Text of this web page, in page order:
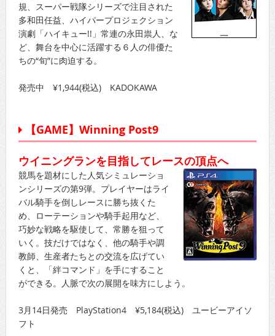
規、スーパー戦隊シリーズで注目された
多和田任益、ハイパープロジェクション
演劇「ハイキュー!!」常連の永田祟人、な
ど、舞台を中心に活躍する６人の俳優た
ちの“旬”に肉迫する。
発売中 ¥1,944(税込) KADOKAWA
【GAME】Winning Post9
ウイニングランを目指してレースの頂点へ
競馬を題材にした人気シミュレーショ
ンシリーズの第9弾。プレイヤーはライ
バル騎手を倒しレースに勝ち抜くた
め、ローテーションや騎手起用など、
巧妙な戦略を駆使して、常勝を狙って
いく。技だけではなく、他の騎手や調
教師、生産者たちとの交流を広げてい
くと、「絆コマンド」を手にすること
ができる。人脈で次の展開を味方にしよう。
3月14日発売 PlayStation4 ¥5,184(税込) ユービーアイソ
フト